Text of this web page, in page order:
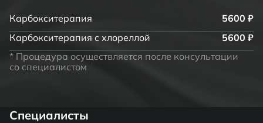
Карбокситерапия
5600 ₽
Карбокситерапия с хлореллой
5600 ₽
* Процедура осуществляется после консультации
со специалистом
Специалисты